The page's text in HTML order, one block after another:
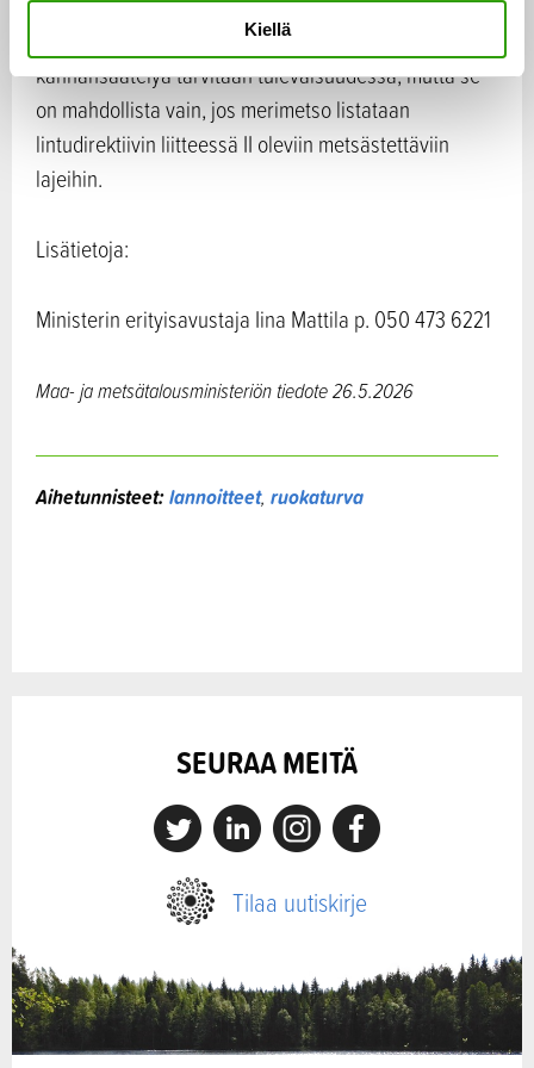
Kiellä
ovat hajanaisia. Suomi toi esille, että merimetson
kannansäätelyä tarvitaan tulevaisuudessa, mutta se
on mahdollista vain, jos merimetso listataan
lintudirektiivin liitteessä II oleviin metsästettäviin
lajeihin.
Lisätietoja:
Ministerin erityisavustaja Iina Mattila p. 050 473 6221
Maa- ja metsätalousministeriön tiedote 26.5.2026
Aihetunnisteet:lannoitteet, ruokaturva
SEURAA MEITÄ
X LinkedinInstagramFacebook
Tilaa uutiskirje